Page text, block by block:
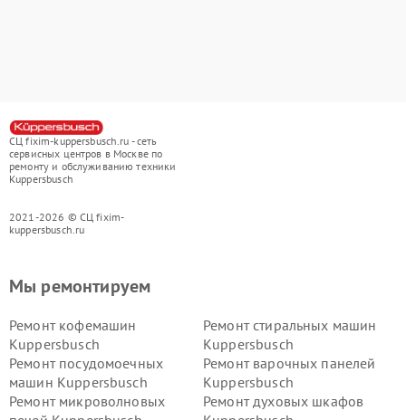
СЦ fixim-kuppersbusch.ru - сеть
сервисных центров в Москве по
ремонту и обслуживанию техники
Kuppersbusch
2021-2026 © СЦ fixim-
kuppersbusch.ru
Мы ремонтируем
Ремонт кофемашин
Kuppersbusch
Ремонт стиральных машин
Kuppersbusch
Ремонт посудомоечных
машин Kuppersbusch
Ремонт варочных панелей
Kuppersbusch
Ремонт микроволновых
Ремонт духовых шкафов